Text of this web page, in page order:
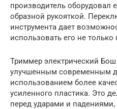
производитель оборудовал
образной рукояткой.
инструмента дает
использовать его не
Триммер электрический
улучшенным современным
использованием более
усиленного пластика. Это
перед ударами и